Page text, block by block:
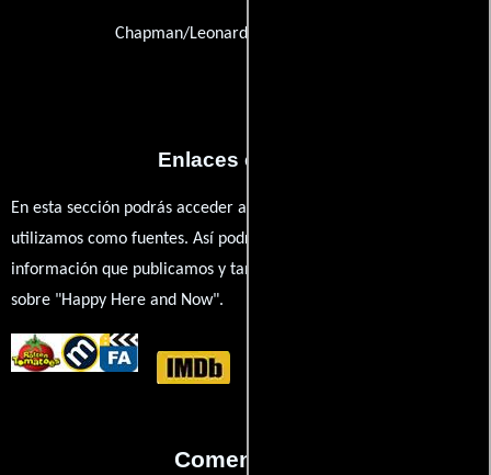
Chapman/Leonard Studio Equipment
Enlaces externos
En esta sección podrás acceder a los recursos externos que
utilizamos como fuentes. Así podrás chequear toda la
información que publicamos y también ampliar tu conocimiento
sobre "Happy Here and Now".
Comentarios